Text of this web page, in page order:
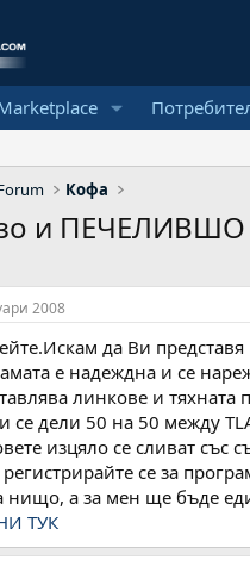
Кофа
и ПЕЧЕЛИВШО
2008
да Ви представя
е надеждна и се
линкове и тяхната
се дели 50 на 50 между
изцяло се сливат със
се за
нищо, а за мен ще бъде
ТУК